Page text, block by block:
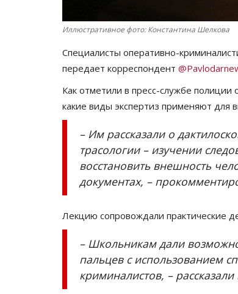
Иллюстративное фото: Константина Шелкова
Специалисты оперативно-
передает корреспондент
Как отметили в пресс-службе полиции
какие виды экспертиз применяют для
– Им рассказали о
трасологии – изучении
восстановить внешность
документах, –
Лекцию сопровождали практические
– Школьникам дали
пальцев с использованием
криминалистов, – рассказали